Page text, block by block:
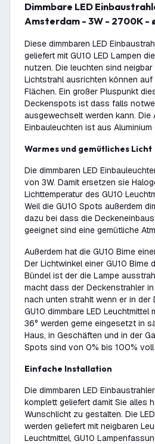
Dimmbare LED Einbaustrahler Edelstahl -
Amsterdam - 3W - 2700K -
Diese dimmbaren LED
geliefert mit GU10 LED Lampen
nutzen. Die leuchten sind neigbar
Lichtstrahl ausrichten können auf
Flächen. Ein großer Pluspunkt
Deckenspots ist dass falls
ausgewechselt werden kann. Die
Einbauleuchten ist aus Aluminium
Warmes und gemütliches Licht
Die dimmbaren LED
von 3W. Damit ersetzen sie
Lichttemperatur des GU10
Weil die GU10 Spots außerdem
dazu bei dass die
geeignet sind eine gemütliche
Außerdem hat die GU10 Birne
Der Lichtwinkel einer GU10 Birne
Bündel ist der die Lampe
macht dass der Deckenstrahler
nach unten strahlt wenn er in der
GU10 dimmbare LED Leuchtmittel
36° werden gerne eingesetzt in
Haus, in Geschäften und in der
Spots sind von 0% bis 100% voll
Einfache Installation
Die dimmbaren LED
komplett geliefert damit Sie alles
Wunschlicht zu gestalten. Die
werden geliefert mit neigbaren
Leuchtmittel, GU10